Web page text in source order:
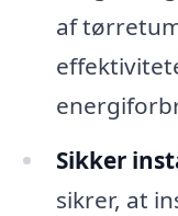
af
Sikker
sikrer, at